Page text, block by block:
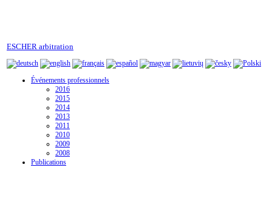
ESCHER arbitration
Événements professionnels
2016
2015
2014
2013
2011
2010
2009
2008
Publications